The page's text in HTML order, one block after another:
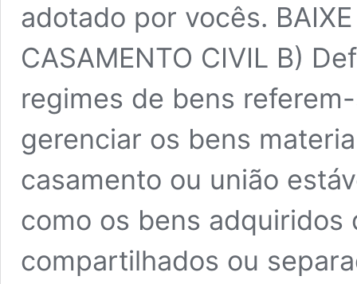
adotado por vocês. BAIXE
CASAMENTO CIVIL B)
regimes de bens
gerenciar os bens
casamento ou união
como os bens adquiridos
compartilhados ou